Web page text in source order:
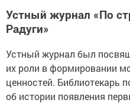
Устный журнал «По
Радуги»
Устный журнал был
их роли в формировании
ценностей. Библиотекарь
об истории появления